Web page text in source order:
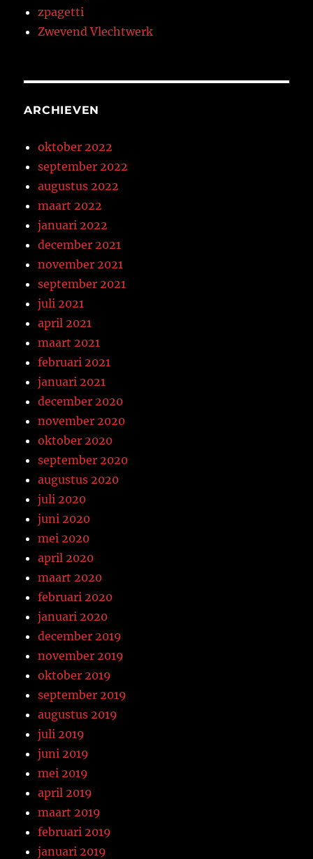
zpagetti
Zwevend Vlechtwerk
ARCHIEVEN
oktober 2022
september 2022
augustus 2022
maart 2022
januari 2022
december 2021
november 2021
september 2021
juli 2021
april 2021
maart 2021
februari 2021
januari 2021
december 2020
november 2020
oktober 2020
september 2020
augustus 2020
juli 2020
juni 2020
mei 2020
april 2020
maart 2020
februari 2020
januari 2020
december 2019
november 2019
oktober 2019
september 2019
augustus 2019
juli 2019
juni 2019
mei 2019
april 2019
maart 2019
februari 2019
januari 2019